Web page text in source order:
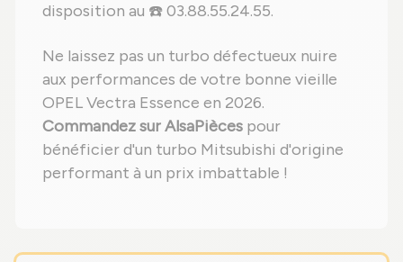
disposition au ☎️ 03.88.55.24.55.
Ne laissez pas un turbo défectueux nuire
aux performances de votre bonne vieille
OPEL Vectra Essence en 2026.
Commandez sur AlsaPièces pour
bénéficier d'un turbo Mitsubishi d'origine
performant à un prix imbattable !